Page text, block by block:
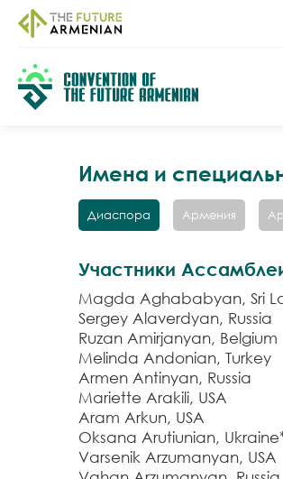
Имена и
Диаспора Армения
Участники
Magda Aghababyan, Sri
Sergey Alaverdyan, Russia
Ruzan Amirjanyan, Belgium
Melinda Andonian, Turkey
Armen Antinyan, Russia
Mariette Arakili, USA
Aram Arkun, USA
Oksana Arutiunian,
Varsenik Arzumanyan, USA